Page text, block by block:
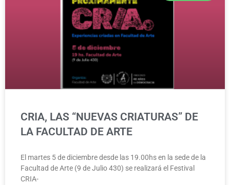
CRIA, LAS “NUEVAS CRIATURAS” DE
LA FACULTAD DE ARTE
El martes 5 de diciembre desde las 19.00hs en la sede de la
Facultad de Arte (9 de Julio 430) se realizará el Festival
CRIA-